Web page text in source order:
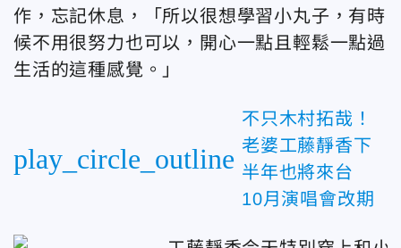
作，忘記休息，「所以很想學習小丸子，有時
候不用很努力也可以，開心一點且輕鬆一點過
生活的這種感覺。」
play_circle_outline
不只木村拓哉！
老婆工藤靜香下
半年也將來台
10月演唱會改期